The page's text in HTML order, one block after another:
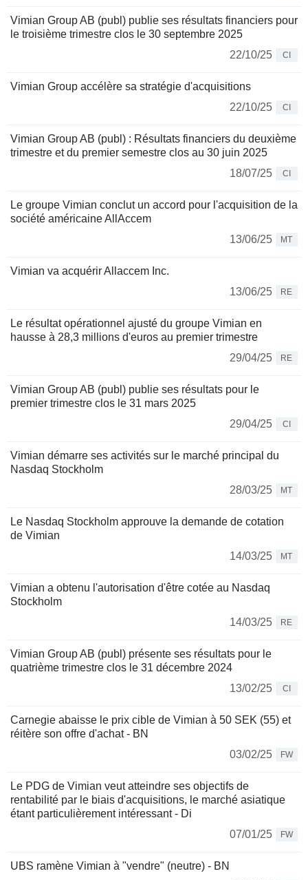
Vimian Group AB (publ) publie ses résultats financiers pour
le troisième trimestre clos le 30 septembre 2025
22/10/25
CI
Vimian Group accélère sa stratégie d'acquisitions
22/10/25
CI
Vimian Group AB (publ) : Résultats financiers du deuxième
trimestre et du premier semestre clos au 30 juin 2025
18/07/25
CI
Le groupe Vimian conclut un accord pour l'acquisition de la
société américaine AllAccem
13/06/25
MT
Vimian va acquérir Allaccem Inc.
13/06/25
RE
Le résultat opérationnel ajusté du groupe Vimian en
hausse à 28,3 millions d'euros au premier trimestre
29/04/25
RE
Vimian Group AB (publ) publie ses résultats pour le
premier trimestre clos le 31 mars 2025
29/04/25
CI
Vimian démarre ses activités sur le marché principal du
Nasdaq Stockholm
28/03/25
MT
Le Nasdaq Stockholm approuve la demande de cotation
de Vimian
14/03/25
MT
Vimian a obtenu l'autorisation d'être cotée au Nasdaq
Stockholm
14/03/25
RE
Vimian Group AB (publ) présente ses résultats pour le
quatrième trimestre clos le 31 décembre 2024
13/02/25
CI
Carnegie abaisse le prix cible de Vimian à 50 SEK (55) et
réitère son offre d'achat - BN
03/02/25
FW
Le PDG de Vimian veut atteindre ses objectifs de
rentabilité par le biais d'acquisitions, le marché asiatique
étant particulièrement intéressant - Di
07/01/25
FW
UBS ramène Vimian à "vendre" (neutre) - BN